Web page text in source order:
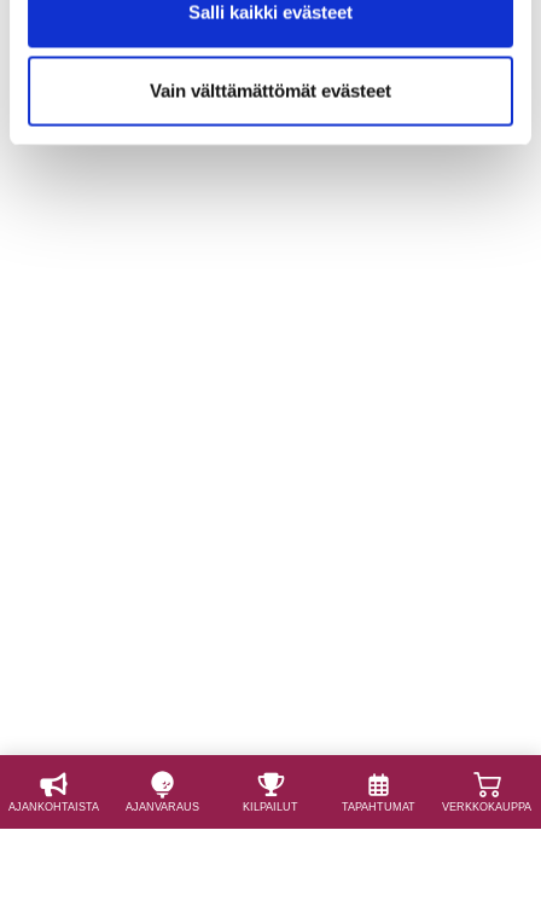
Salli kaikki evästeet
Vain välttämättömät evästeet
AJAN­KOHTAISTA AJAN­VARAUS KILPAILUT TAPAHTUMAT VERKKOKAUPPA